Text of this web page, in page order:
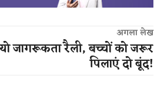
अगला लेख
जागरूकता रैली, बच्चों को जरूर
पिलाएं दो बूंद!